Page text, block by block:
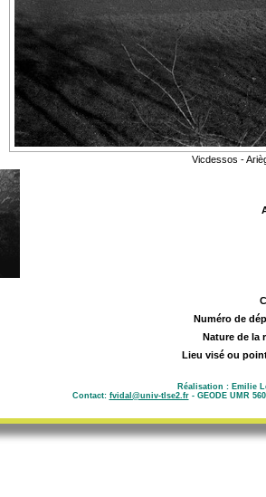
Vicdessos -
Numéro de
Nature de la
Lieu visé ou
Réalisation : Emilie
Contact: fvidal@univ-tlse2.fr- GEODE UMR